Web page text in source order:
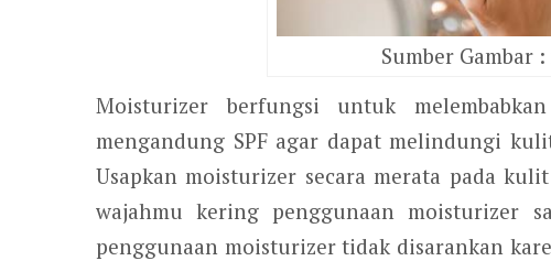
Sumber Gambar
Moisturizer berfungsi untuk
mengandung SPF agar dapat melindungi
Usapkan moisturizer secara merata pada
wajahmu kering penggunaan moisturizer
penggunaan moisturizer tidak disarankan